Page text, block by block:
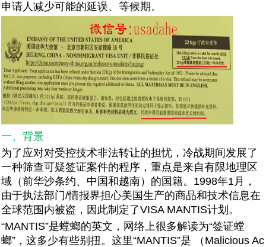
申请人减少可能的延误、等候期。
一、背景
为了应对对受控技术非法转让的担忧，冷战期间发展了
一种筛查可疑签证案件的程序，重点是来自有限地理区
域（前华沙条约、中国和越南）的国籍。1998年1月，
由于执法部门/情报界担心美国生产的商品和技术信息在
全球范围内被盗，因此制定了VISA MANTIS计划。
“MANTIS”是螳螂的英文，网络上很多解读为“签证螳
螂”，这多少有些别扭。这里“MANTIS”是 （Malicious Ac